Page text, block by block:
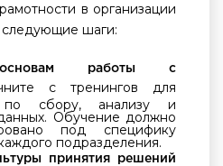
в организации
шаги:
работы с
с тренингов для
по сбору, анализу и
Обучение должно
под специфику
подразделения.
принятия решений